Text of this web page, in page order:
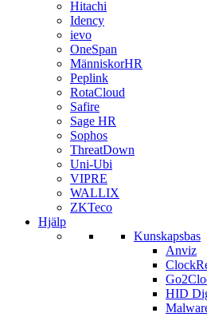
Hitachi
Idency
ievo
OneSpan
MänniskorHR
Peplink
RotaCloud
Safire
Sage HR
Sophos
ThreatDown
Uni-Ubi
VIPRE
WALLIX
ZKTeco
Hjälp
Kunskapsbas
Anviz
HID